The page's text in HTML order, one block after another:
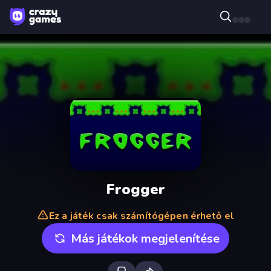
Frogger
Ez a játék csak számítógépen érhető el
Más játékok megjelenítése